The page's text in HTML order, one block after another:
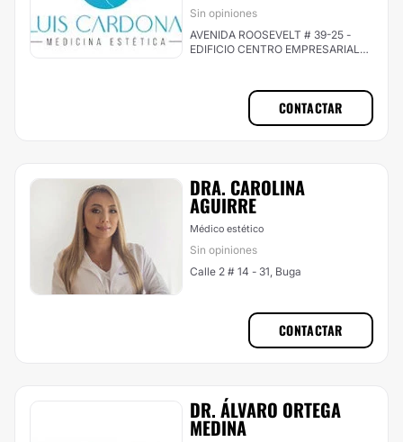
Sin opiniones
AVENIDA ROOSEVELT # 39-25 -
EDIFICIO CENTRO EMPRESARIAL
CONTACTAR
DRA. CAROLINA
AGUIRRE
Médico estético
Sin opiniones
Calle 2 # 14 - 31, Buga
CONTACTAR
DR. ÁLVARO ORTEGA
MEDINA